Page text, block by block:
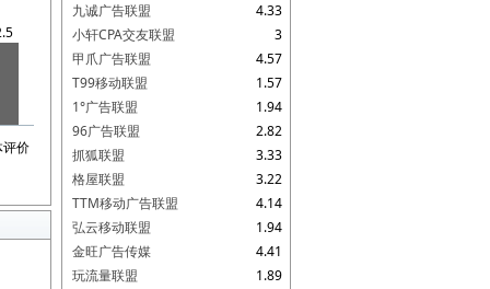
评价
4.33
九诚广告联盟
3
小轩CPA交友联盟
4.57
甲爪广告联盟
1.57
T99移动联盟
1.94
1°广告联盟
2.82
96广告联盟
3.33
抓狐联盟
3.22
格屋联盟
4.14
TTM移动广告联盟
1.94
弘云移动联盟
4.41
金旺广告传媒
1.89
玩流量联盟